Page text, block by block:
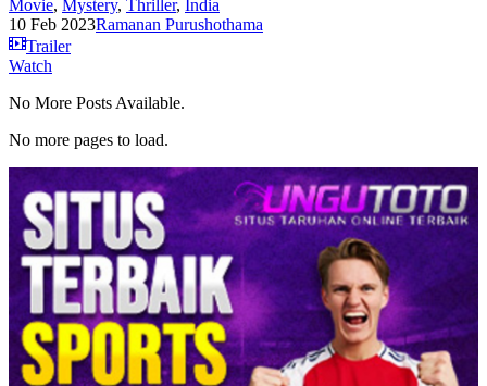
Movie, Mystery, Thriller, India
10 Feb 2023Ramanan Purushothama
Trailer
Watch
No More Posts Available.
No more pages to load.